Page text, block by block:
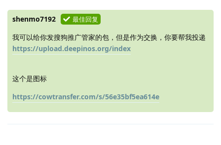
shenmo7192 最佳回复
我可以给你发搜狗推广管家的包，但是作为交换，你要帮我投递
https://upload.deepinos.org/index
这个是图标
https://cowtransfer.com/s/56e35bf5ea614e